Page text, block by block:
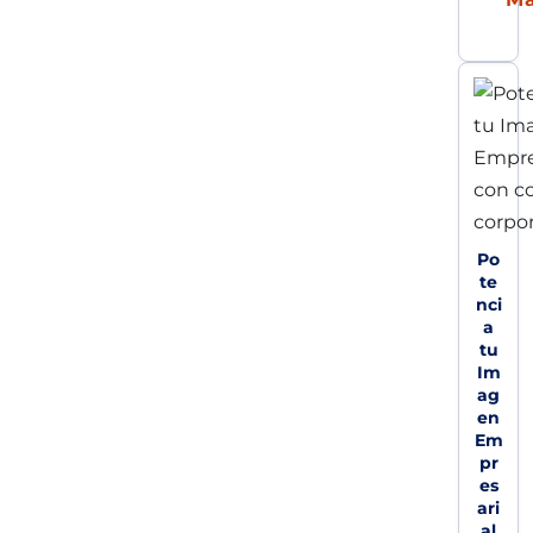
Po
te
nci
a
tu
Im
ag
en
Em
pr
es
ari